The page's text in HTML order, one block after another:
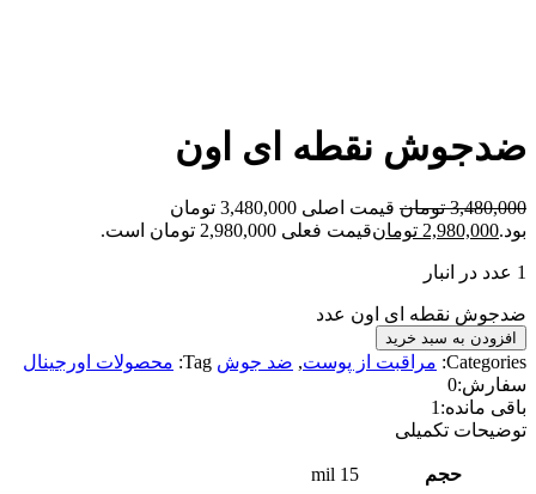
ضدجوش نقطه ای اون
3,480,000 تومان
قیمت اصلی 3,480,000 تومان
بود.2,980,000 تومانقیمت فعلی 2,980,000 تومان است.
1 عدد در انبار
ضدجوش نقطه ای اون عدد
افزودن به سبد خرید
Categories: مراقبت از پوست, ضد جوش Tag: محصولات اورجینال
سفارش:0
باقی مانده: 1
توضیحات تکمیلی
حجم 15 mil